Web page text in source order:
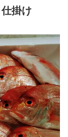
掛け